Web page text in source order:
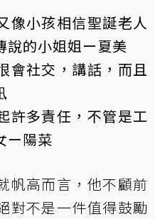
小孩相信聖誕老人
說的小姐姐ー夏美
社交，講話，而且
許多責任，不管是工
ー陽菜
帆高而言，他不顧前
對不是一件值得鼓勵